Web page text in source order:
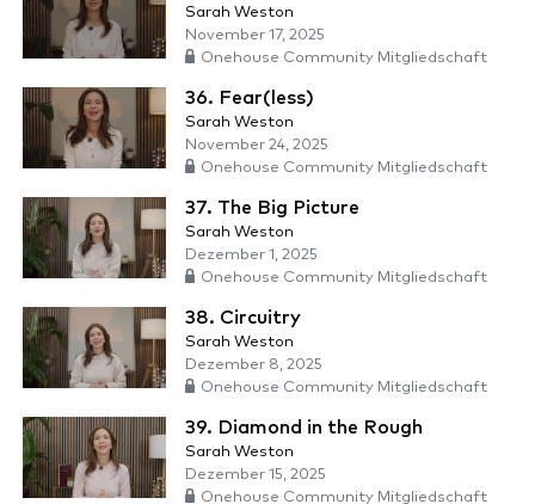
Sarah Weston
November 17, 2025
Onehouse Community Mitgliedschaft
36. Fear(less)
Sarah Weston
November 24, 2025
Onehouse Community Mitgliedschaft
37. The Big Picture
Sarah Weston
Dezember 1, 2025
Onehouse Community Mitgliedschaft
38. Circuitry
Sarah Weston
Dezember 8, 2025
Onehouse Community Mitgliedschaft
39. Diamond in the Rough
Sarah Weston
Dezember 15, 2025
Onehouse Community Mitgliedschaft